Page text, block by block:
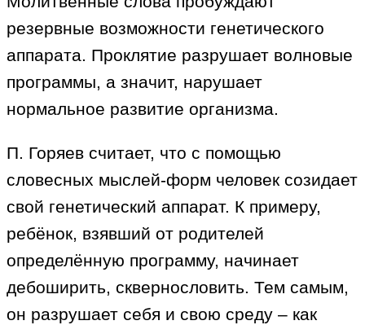
резервные возможности генетического
аппарата. Проклятие разрушает волновые
программы, а значит, нарушает
нормальное развитие организма.
П. Горяев считает, что с помощью
словесных мыслей-форм человек созидает
свой генетический аппарат. К примеру,
ребёнок, взявший от родителей
определённую программу, начинает
дебоширить, сквернословить. Тем самым,
он разрушает себя и свою среду – как